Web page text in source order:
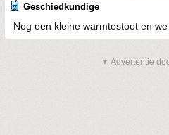
Geschiedkundige
Nog een kleine warmtestoot en
▼ Advertentie